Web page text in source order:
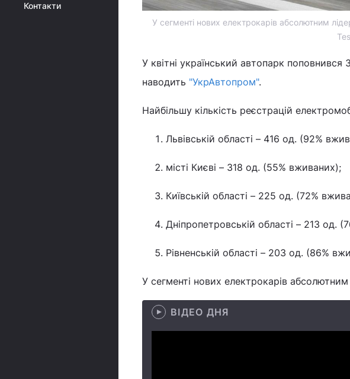
Контакти
У сегменті нових електрокарів абсолютним
У квітні український автопарк поповнився
наводить "УкрАвтопром".
Найбільшу кількість реєстрацій
Львівській області – 416 од. (92%
місті Києві – 318 од. (55% вживаних);
Київській області – 225 од. (72%
Дніпропетровській області – 213 од.
Рівненській області – 203 од. (86%
У сегменті нових електрокарів
ВІДЕО ДНЯ